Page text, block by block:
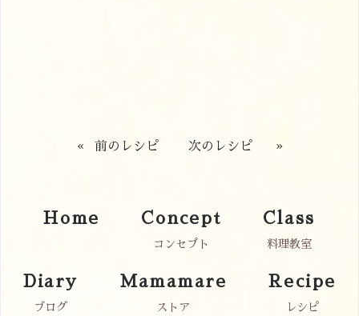
« 前のレシピ 次のレシピ »
Home Concept
コンセプト
Class
料理教室
Diary
ブログ
Mamamare
ストア
Recipe
レシピ